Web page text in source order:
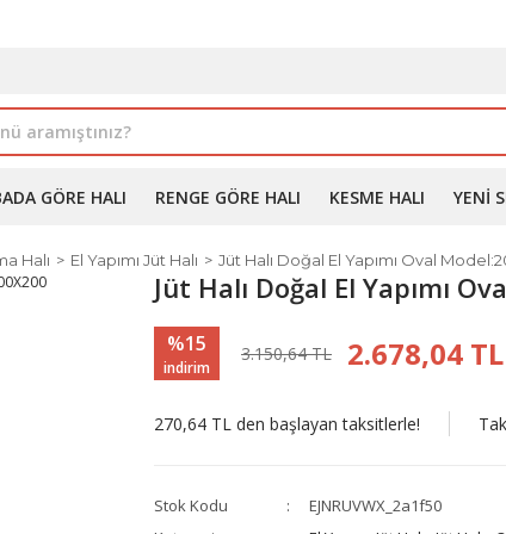
GÖRE HALI RENGE GÖRE HALI KESME HALI YENI
Halı El Yapımı Jüt Halı Jüt Halı Doğal El Yapımı Oval
Jüt Halı Doğal El Yapımı
%15
indirim
3.150,64 TL 2.678,04 TL
270,64 TL den başlayan taksitlerle!
Stok Kodu
EJNRUVWX_2a1f50